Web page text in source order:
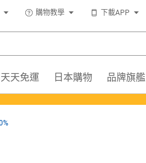
購物教學 下載APP
天天免運 日本購物 品牌旗艦